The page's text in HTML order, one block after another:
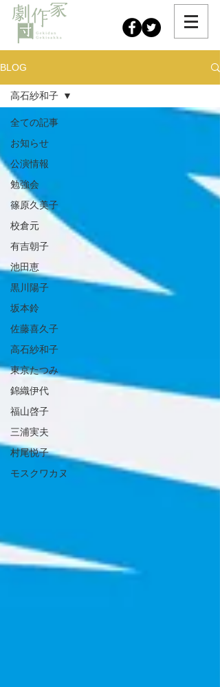
BLOG
全ての記事
お知らせ
公演情報
勉強会
篠原久美子
校倉元
有吉朝子
池田恵
黒川陽子
坂本鈴
佐藤喜久子
高石紗和子
東京たつみ
錦織伊代
福山啓子
三浦実夫
村尾悦子
モスクワカヌ
高石紗和子